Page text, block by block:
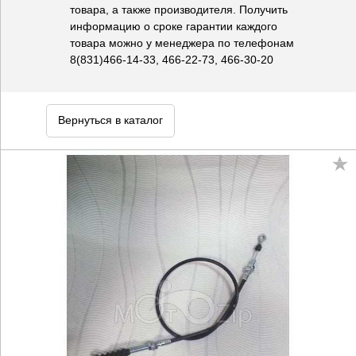
товара, а также производителя. Получить
информацию о сроке гарантии каждого
товара можно у менеджера по телефонам
8(831)466-14-33, 466-22-73, 466-30-20
Вернуться в каталог